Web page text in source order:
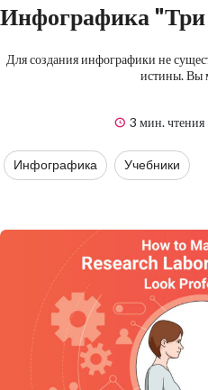
Инфографика "Три
Для создания инфографики не
истины. Вы
3 мин. чтения
Инфографика Учебники